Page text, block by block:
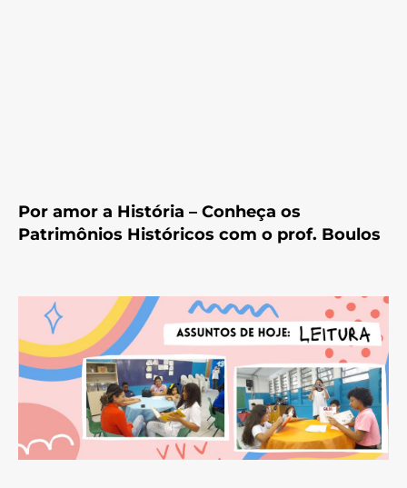
Por amor a História – Conheça os
Patrimônios Históricos com o prof. Boulos